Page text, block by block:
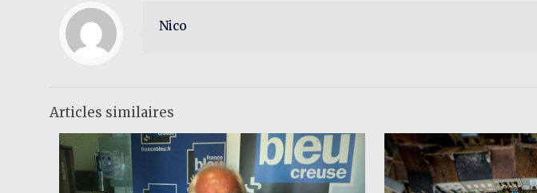
Nico
Articles similaires